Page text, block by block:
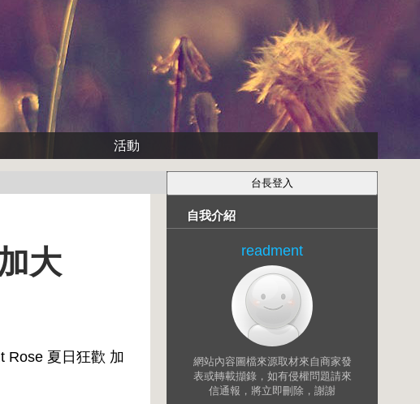
活動
大
Rose 夏日狂歡 加
自我介紹
readment
網站內容圖檔來源取材來自商家發
表或轉載擷錄，如有侵權問題請來
信通報，將立即刪除，謝謝